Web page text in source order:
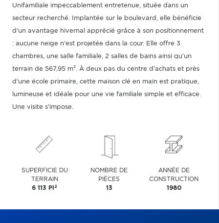
Unifamiliale impeccablement entretenue, située dans un
secteur recherché. Implantée sur le boulevard, elle bénéficie
d'un avantage hivernal apprécié grâce à son positionnement
: aucune neige n'est projetée dans la cour. Elle offre 3
chambres, une salle familiale, 2 salles de bains ainsi qu'un
terrain de 567,95 m². À deux pas du centre d'achats et près
d'une école primaire, cette maison clé en main est pratique,
lumineuse et idéale pour une vie familiale simple et efficace.
Une visite s'impose.
SUPERFICIE DU
TERRAIN
6 113 PI 2
NOMBRE DE
PIÈCES
13
ANNÉE DE
CONSTRUCTION
1980